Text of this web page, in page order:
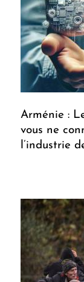
Arménie :
vous ne
l’industrie